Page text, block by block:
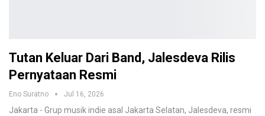
Tutan Keluar Dari Band, Jalesdeva Rilis
Pernyataan Resmi
Eno Suratno Jul 16, 2026
Jakarta - Grup musik indie asal Jakarta Selatan, Jalesdeva, resmi